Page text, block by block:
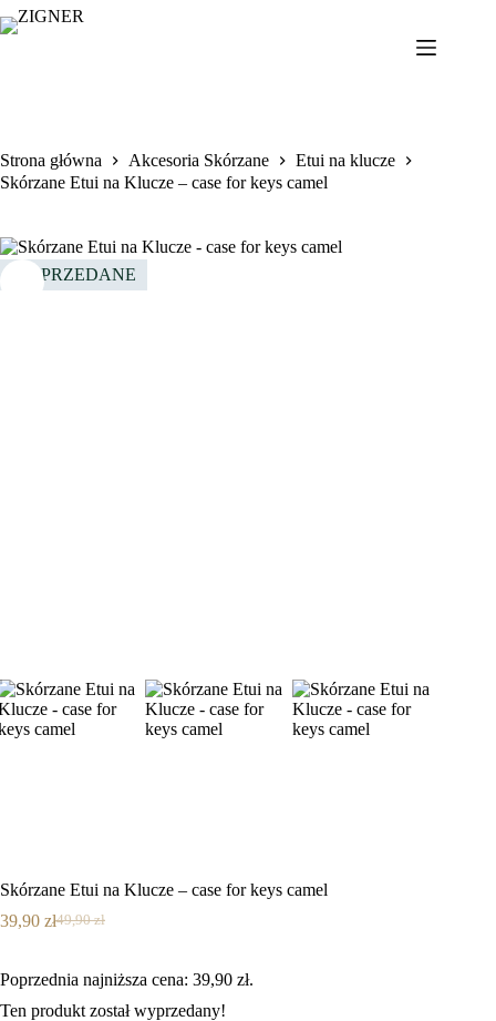
Przejdź
do
Strona główna Akcesoria Skórzane
Etui na klucze
Skórzane Etui na Klucze – case for keys camel
WYPRZEDANE
Skórzane Etui na Klucze – case for keys camel
49,90zł
Pierwotna
wynosiła:
49,90 zł.
39,90 złAktualna
wynosi:
39,90 zł.
Poprzednia najniższa cena: 39,90 zł.
Ten produkt został wyprzedany!